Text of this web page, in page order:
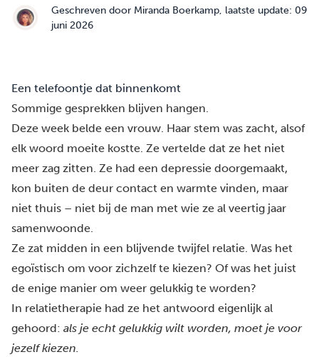
Geschreven door Miranda Boerkamp, laatste update: 09
juni 2026
Een telefoontje dat binnenkomt
Sommige gesprekken blijven hangen.
Deze week belde een vrouw. Haar stem was zacht, alsof
elk woord moeite kostte. Ze vertelde dat ze het niet
meer zag zitten. Ze had een depressie doorgemaakt,
kon buiten de deur contact en warmte vinden, maar
niet thuis – niet bij de man met wie ze al veertig jaar
samenwoonde.
Ze zat midden in een blijvende twijfel relatie. Was het
egoïstisch om voor zichzelf te kiezen? Of was het juist
de enige manier om weer gelukkig te worden?
In relatietherapie had ze het antwoord eigenlijk al
gehoord: als je echt gelukkig wilt worden, moet je voor
jezelf kiezen.